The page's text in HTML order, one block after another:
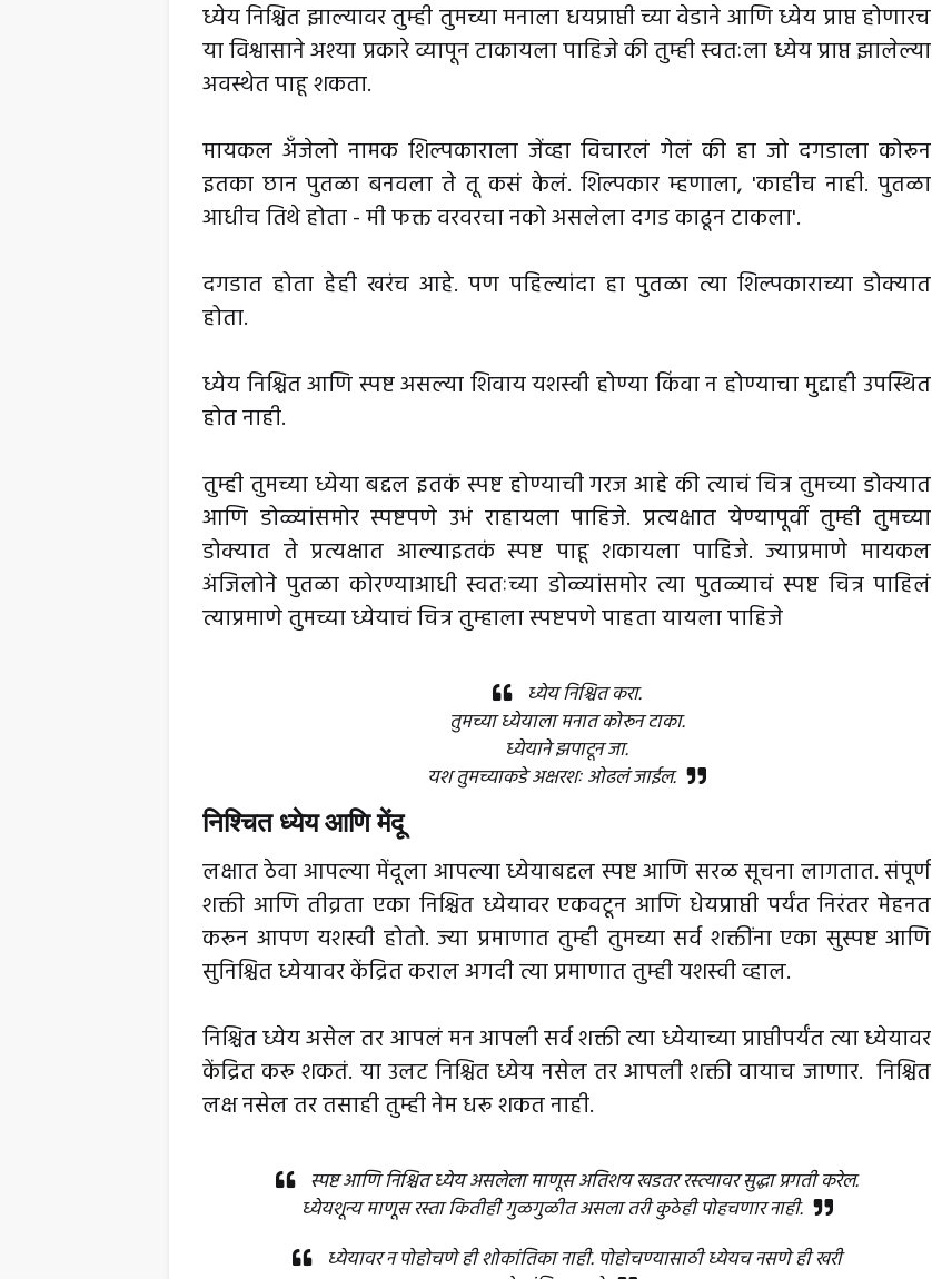
ध्येय निश्चित झाल्यावर तुम्ही तुमच्या मनाला धयप्राप्ती च्या वेडाने आणि ध्येय प्राप्त होणारच
या विश्वासाने अश्या प्रकारे व्यापून टाकायला पाहिजे की तुम्ही स्वतःला ध्येय प्राप्त झालेल्या
अवस्थेत पाहू शकता.
मायकल अँजेलो नामक शिल्पकाराला जेंव्हा विचारलं गेलं की हा जो दगडाला कोरून
इतका छान पुतळा बनवला ते तू कसं केलं. शिल्पकार म्हणाला, 'काहीच नाही. पुतळा
आधीच तिथे होता - मी फक्त वरवरचा नको असलेला दगड काढून टाकला'.
दगडात होता हेही खरंच आहे. पण पहिल्यांदा हा पुतळा त्या शिल्पकाराच्या डोक्यात
होता.
ध्येय निश्चित आणि स्पष्ट असल्या शिवाय यशस्वी होण्या किंवा न होण्याचा मुद्दाही उपस्थित
होत नाही.
तुम्ही तुमच्या ध्येया बद्दल इतकं स्पष्ट होण्याची गरज आहे की त्याचं चित्र तुमच्या डोक्यात
आणि डोळ्यांसमोर स्पष्टपणे उभं राहायला पाहिजे. प्रत्यक्षात येण्यापूर्वी तुम्ही तुमच्या
डोक्यात ते प्रत्यक्षात आल्याइतकं स्पष्ट पाहू शकायला पाहिजे. ज्याप्रमाणे मायकल
अंजिलोने पुतळा कोरण्याआधी स्वतःच्या डोळ्यांसमोर त्या पुतळ्याचं स्पष्ट चित्र पाहिलं
त्याप्रमाणे तुमच्या ध्येयाचं चित्र तुम्हाला स्पष्टपणे पाहता यायला पाहिजे
ध्येय निश्चित करा.
तुमच्या ध्येयाला मनात कोरून टाका.
ध्येयाने झपाटून जा.
यश तुमच्याकडे अक्षरशः ओढलं जाईल.
निश्चित ध्येय आणि मेंदू
लक्षात ठेवा आपल्या मेंदूला आपल्या ध्येयाबद्दल स्पष्ट आणि सरळ सूचना लागतात. संपूर्ण
शक्ती आणि तीव्रता एका निश्चित ध्येयावर एकवटून आणि धेयप्राप्ती पर्यंत निरंतर मेहनत
करून आपण यशस्वी होतो. ज्या प्रमाणात तुम्ही तुमच्या सर्व शक्तींना एका सुस्पष्ट आणि
सुनिश्चित ध्येयावर केंद्रित कराल अगदी त्या प्रमाणात तुम्ही यशस्वी व्हाल.
निश्चित ध्येय असेल तर आपलं मन आपली सर्व शक्ती त्या ध्येयाच्या प्राप्तीपर्यंत त्या ध्येयावर
केंद्रित करू शकतं. या उलट निश्चित ध्येय नसेल तर आपली शक्ती वायाच जाणार. निश्चित
लक्ष नसेल तर तसाही तुम्ही नेम धरू शकत नाही.
स्पष्ट आणि निश्चित ध्येय असलेला माणूस अतिशय खडतर रस्त्यावर सुद्धा प्रगती करेल.
ध्येयशून्य माणूस रस्ता कितीही गुळगुळीत असला तरी कुठेही पोहचणार नाही.
ध्येयावर न पोहोचणे ही शोकांतिका नाही. पोहोचण्यासाठी ध्येयच नसणे ही खरी